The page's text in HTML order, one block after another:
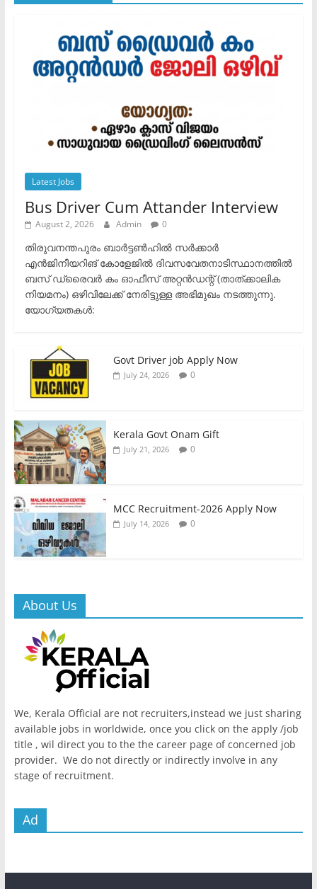
Latest Jobs
Bus Driver Cum Attander Interview
August 2, 2026 Admin 0
തിരുവനന്തപുരം ബാർട്ടൺഹിൽ സർക്കാർ
എൻജിനീയറിങ് കോളേജിൽ ദിവസവേതനാടിസ്ഥാനത്തിൽ
ബസ് ഡ്രൈവർ കം ഓഫീസ് അറ്റൻഡന്റ് (താത്ക്കാലിക
നിയമനം) ഒഴിവിലേക്ക് നേരിട്ടുള്ള അഭിമുഖം നടത്തുന്നു.​
യോഗ്യതകൾ:
Govt Driver job Apply Now
July 24, 2026 0
Kerala Govt Onam Gift
July 21, 2026 0
MCC Recruitment-2026 Apply Now
July 14, 2026 0
About Us
We, Kerala Official are not recruiters,instead we just sharing
available jobs in worldwide, once you click on the apply /job
title , wil direct you to the the career page of concerned job
provider. We do not directly or indirectly involve in any
stage of recruitment.
Ad